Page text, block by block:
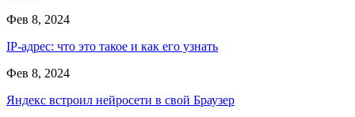
Фев 8, 2024
IP-адрес: что это такое и как его узнать
Фев 8, 2024
Яндекс встроил нейросети в свой Браузер